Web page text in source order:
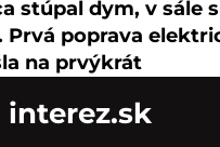
stúpal dym, v sále
Prvá poprava
na prvýkrát
interez.sk